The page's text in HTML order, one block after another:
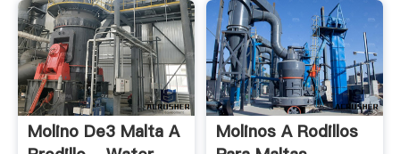
Molino De3 Malta A
Molinos A Rodillos